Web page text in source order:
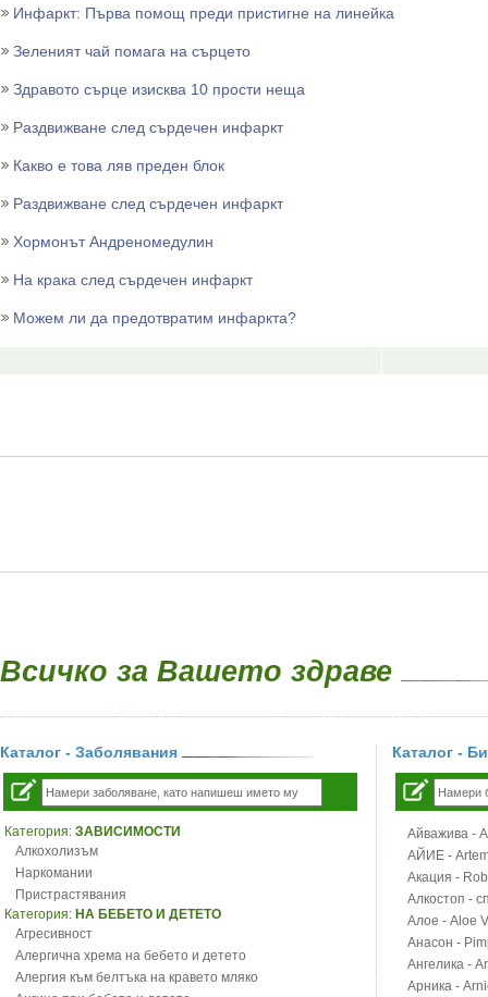
Инфаркт: Първа помощ преди пристигне на линейка
Зеленият чай помага на сърцето
Здравото сърце изисква 10 прости неща
Раздвижване след сърдечен инфаркт
Какво е това ляв преден блок
Раздвижване след сърдечен инфаркт
Хормонът Андреномедулин
На крака след сърдечен инфаркт
Можем ли да предотвратим инфаркта?
Всичко за Вашето здраве
Каталог - Заболявания
Категория: ЗАВИСИМОСТИ
Алкохолизъм
Наркомании
Пристрастявания
Категория: НА БЕБЕТО И ДЕТЕТО
Агресивност
Алергична хрема на бебето и детето
Алергия към белтъка на кравето мляко
Каталог -
Айважива -
АЙИЕ -
Акация -
Алкостоп -
Алое - Aloe
Анасон -
Ангелика -
Арника -